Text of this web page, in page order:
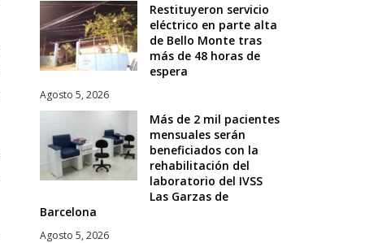
Restituyeron servicio
eléctrico en parte alta
de Bello Monte tras
más de 48 horas de
espera
Agosto 5, 2026
Más de 2 mil pacientes
mensuales serán
beneficiados con la
rehabilitación del
laboratorio del IVSS
Las Garzas de
Barcelona
Agosto 5, 2026